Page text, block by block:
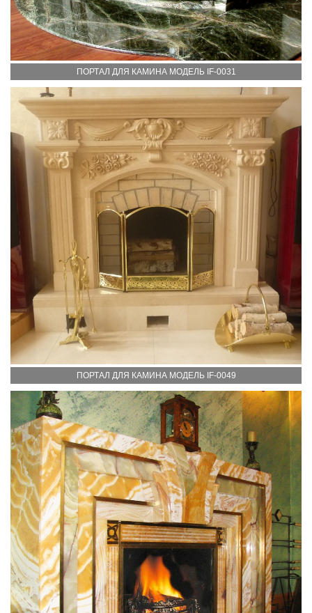
ПОРТАЛ ДЛЯ КАМИНА МОДЕЛЬ IF-0031
ПОРТАЛ ДЛЯ КАМИНА МОДЕЛЬ IF-0049